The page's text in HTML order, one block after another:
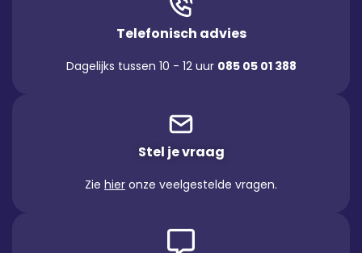
Telefonisch advies
Dagelijks tussen 10 - 12 uur 085 05 01 388
Stel je vraag
Zie hier onze veelgestelde vragen.